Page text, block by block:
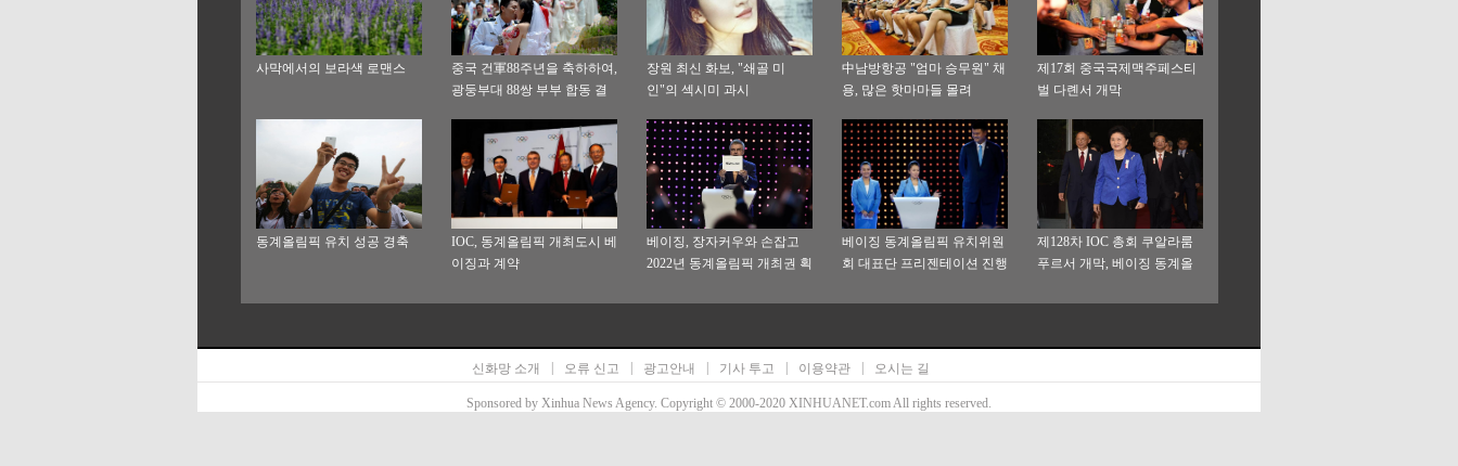
사막에서의 보라색 로맨스
중국 건軍88주년을 축하하여,
광둥부대 88쌍 부부 합동 결
장원 최신 화보, "쇄골 미
인"의 섹시미 과시
中남방항공 "엄마 승무원" 채
용, 많은 핫마마들 몰려
제17회 중국국제맥주페스티
벌 다롄서 개막
동계올림픽 유치 성공 경축
IOC, 동계올림픽 개최도시 베
이징과 계약
베이징, 장자커우와 손잡고
2022년 동계올림픽 개최권 획
베이징 동계올림픽 유치위원
회 대표단 프리젠테이션 진행
제128차 IOC 총회 쿠알라룸
푸르서 개막, 베이징 동계올
식 참석